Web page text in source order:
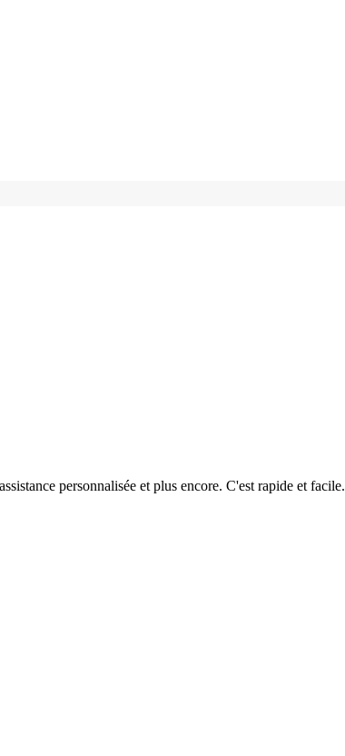
personnalisée et plus encore. C'est rapide et facile.